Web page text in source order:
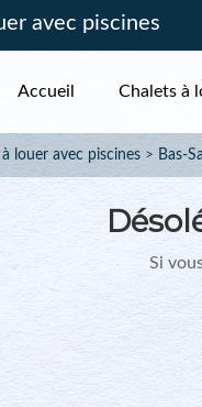
avec piscines
Accueil Chalets à
louer avec piscines Bas-
Si